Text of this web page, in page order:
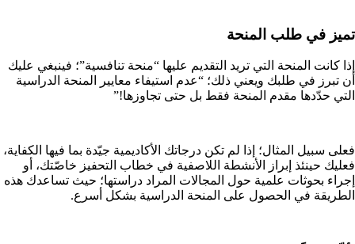
تميز في طلب المنحة
إذا كانت المنحة التي تريد التقديم عليها “منحة تنافسية”؛ فينبغي عليك
أن تبرز في طلبك ويعني ذلك؛ “عدم استيفاء معايير المنحة الدراسية
التي حدّدها مقدم المنحة فقط بل حتى تجاوزها!”
فعلى سبيل المثال؛ إذا لم تكن درجاتك الأكاديمية جيّدة بما فيها الكفاية،
فعليك حينئذ إبراز الأنشطة اللاصفية في خطاب التحفيز خاصّتك، أو
إجراء بحوثات علمية حول المجالات المراد دراستها؛ حيث تساعدك هذه
الطريقة في الحصول على المنحة الدراسية بشكل أسرع.